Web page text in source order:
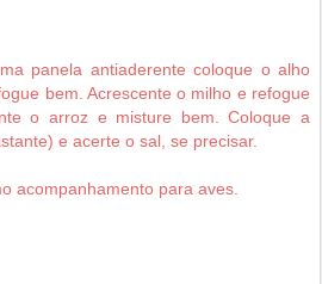
panela antiaderente coloque o alho
bem. Acrescente o milho e refogue
o arroz e misture bem. Coloque a
e acerte o sal, se precisar.
acompanhamento para aves.